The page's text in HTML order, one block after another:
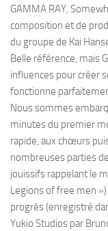
GAMMA RAY,
composition et de
du groupe de Kai
Belle référence, mais
influences pour créer
fonctionne
Nous sommes
minutes du premier
rapide, aux chœurs
nombreuses parties
jouissifs rappelant le
Legions of free men
progrès (enregistré
Yukio Studios par